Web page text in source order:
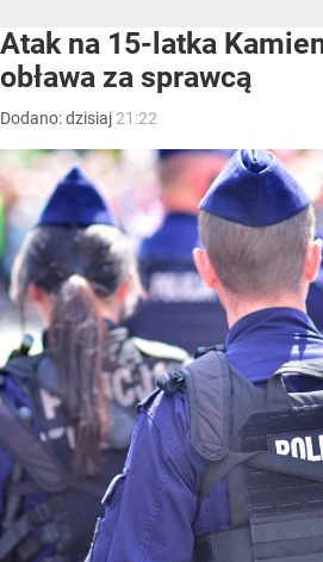
Atak na 15-latka
obława za sprawcą
Dodano:dzisiaj 21:22